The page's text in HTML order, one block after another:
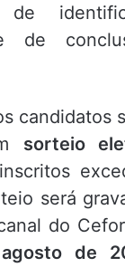
de
de
candidatos
sorteio
será
do
de